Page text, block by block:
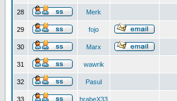
28 Merk
29 fojo
30 Marx
31 wawrik
32 Pasul
33 hrabeX33